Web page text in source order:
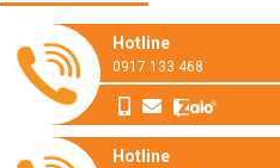
Hotline
0917 133 468
Hotline